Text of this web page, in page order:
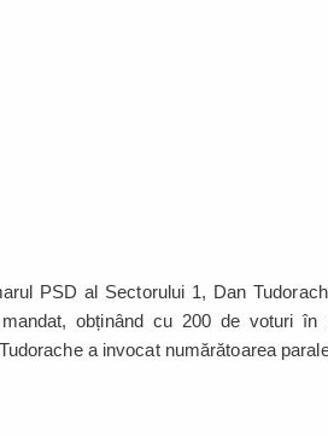
PSD al Sectorului 1, Dan
obținând cu 200 de voturi în
a invocat numărătoarea